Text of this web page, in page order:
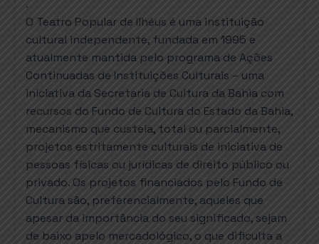
.
O Teatro Popular de Ilhéus é uma instituição
cultural independente, fundada em 1995 e
atualmente mantida pelo programa de Ações
Continuadas de Instituições Culturais – uma
iniciativa da Secretaria de Cultura da Bahia com
recursos do Fundo de Cultura do Estado da Bahia,
mecanismo que custeia, total ou parcialmente,
projetos estritamente culturais de iniciativa de
pessoas físicas ou jurídicas de direito público ou
privado. Os projetos financiados pelo Fundo de
Cultura são, preferencialmente, aqueles que
apesar da importância do seu significado, sejam
de baixo apelo mercadológico, o que dificulta a